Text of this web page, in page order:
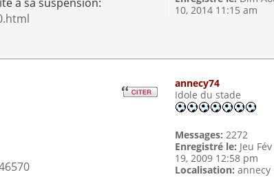
10, 2014 11:15 am
annecy74
Idole du stade
Messages: 2272
Enregistré le: Jeu Fév
19, 2009 12:58 pm
Localisation: annecy